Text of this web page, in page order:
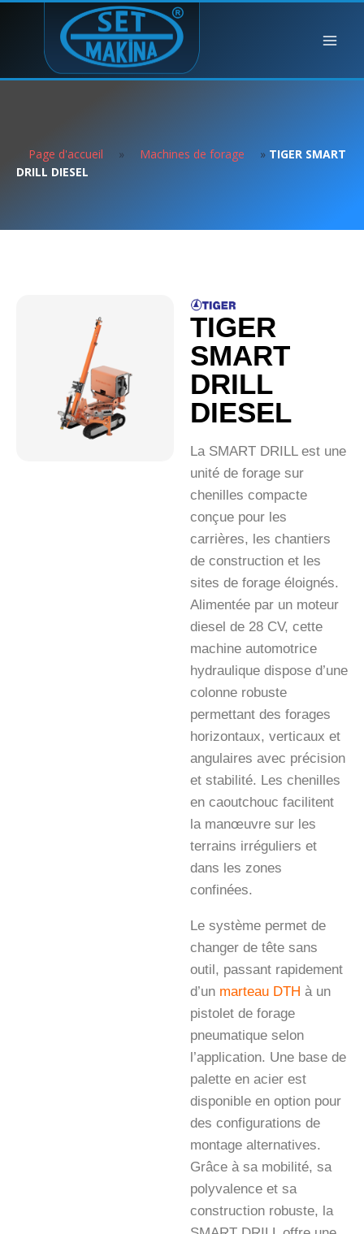
Page d'accueil » Machines de forage » TIGER SMART
DRILL DIESEL
TIGER
SMART
DRILL
DIESEL
La SMART DRILL est une
unité de forage sur
chenilles compacte
conçue pour les
carrières, les chantiers
de construction et les
sites de forage éloignés.
Alimentée par un moteur
diesel de 28 CV, cette
machine automotrice
hydraulique dispose d’une
colonne robuste
permettant des forages
horizontaux, verticaux et
angulaires avec précision
et stabilité. Les chenilles
en caoutchouc facilitent
la manœuvre sur les
terrains irréguliers et
dans les zones
confinées.
Le système permet de
changer de tête sans
outil, passant rapidement
d’un marteau DTH à un
pistolet de forage
pneumatique selon
l’application. Une base de
palette en acier est
disponible en option pour
des configurations de
montage alternatives.
Grâce à sa mobilité, sa
polyvalence et sa
construction robuste, la